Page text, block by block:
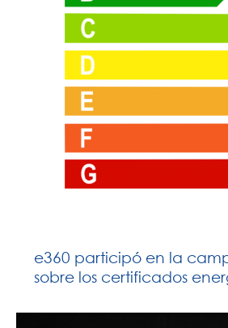
e360 participó en la
sobre los certificados